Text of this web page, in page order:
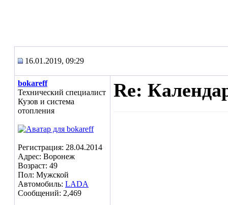
16.01.2019, 09:29
bokareff
Технический специалист
Кузов и система
отопления
Регистрация: 28.04.2014
Адрес: Воронеж
Возраст: 49
Пол: Мужской
Автомобиль: LADA
Сообщений: 2,469
Re: